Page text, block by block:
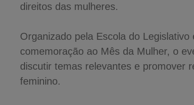
direitos das mulheres.
Organizado pela Escola do
comemoração ao Mês da Mulher, o
discutir temas relevantes e promover
feminino.